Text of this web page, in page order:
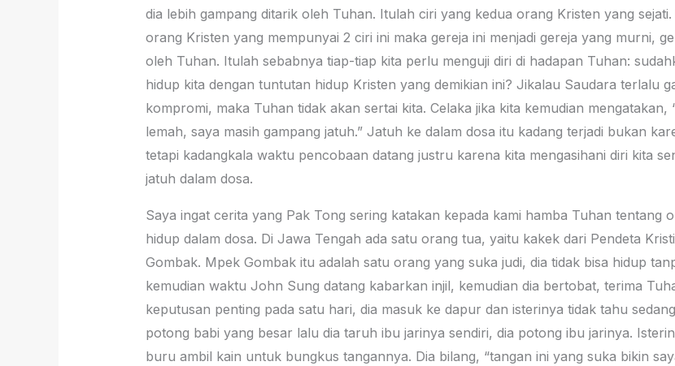
dia lebih gampang ditarik oleh Tuhan. Itulah ciri yang kedua orang Kristen yang
orang Kristen yang mempunyai 2 ciri ini maka gereja ini menjadi gereja yang murni,
oleh Tuhan. Itulah sebabnya tiap-tiap kita perlu menguji diri di hadapan Tuhan:
hidup kita dengan tuntutan hidup Kristen yang demikian ini? Jikalau Saudara terlalu
kompromi, maka Tuhan tidak akan sertai kita. Celaka jika kita kemudian mengatakan,
lemah, saya masih gampang jatuh.” Jatuh ke dalam dosa itu kadang terjadi bukan
tetapi kadangkala waktu pencobaan datang justru karena kita mengasihani diri kita
jatuh dalam dosa.
Saya ingat cerita yang Pak Tong sering katakan kepada kami hamba Tuhan tentang
hidup dalam dosa. Di Jawa Tengah ada satu orang tua, yaitu kakek dari Pendeta
Gombak. Mpek Gombak itu adalah satu orang yang suka judi, dia tidak bisa hidup
kemudian waktu John Sung datang kabarkan injil, kemudian dia bertobat, terima
keputusan penting pada satu hari, dia masuk ke dapur dan isterinya tidak tahu
potong babi yang besar lalu dia taruh ibu jarinya sendiri, dia potong ibu jarinya.
buru ambil kain untuk bungkus tangannya. Dia bilang, “tangan ini yang suka bikin